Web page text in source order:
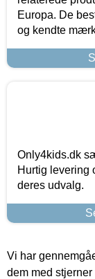
Europa. De
og kendte
Only4kids.dk
Hurtig levering
deres udvalg.
Vi har
dem med